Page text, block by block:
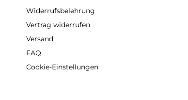
Widerrufsbelehrung
Vertrag widerrufen
Versand
FAQ
Cookie-Einstellungen